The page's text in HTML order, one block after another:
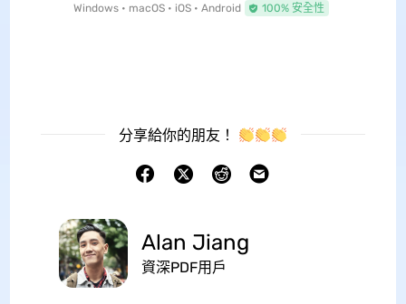
Windows • macOS • iOS • Android 100% 安全性
分享給你的朋友！
Alan Jiang
資深PDF用戶